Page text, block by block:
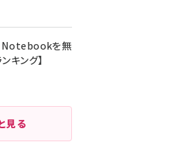
Notebookを無
キング】
見る